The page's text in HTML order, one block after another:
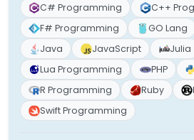
C# Programming
C++
F# Programming
GO Lang
Java
JavaScript Julia
Lua Programming
PHP
R Programming
Ruby
Swift Programming